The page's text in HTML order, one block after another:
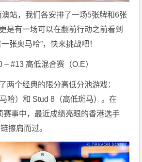
站，我们各安排了一场5张牌和6张
是有一场可以在翻前行动之前看到
张奥马哈”，快来挑战吧！
– #13 高低混合赛（O.E）
两个经典的限分高低分池游戏：
哈）和 Stud 8（高低斑马）。在
赛事中，最近成绩亮眼的香港选手
擦肩而过。